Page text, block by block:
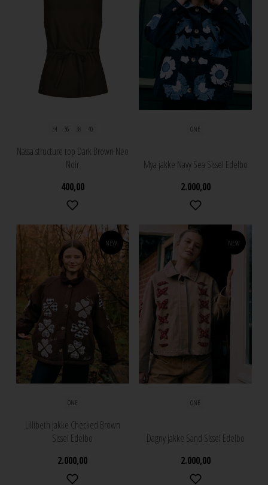
34 36 38 40
Nassa structure top Dark Brown Neo
Noir
400,00
ONE
Mya jakke Navy Sea Sissel Edelbo
2.000,00
NEW
ONE
Lillibeth jakke Checked Brown
Sissel Edelbo
2.000,00
NEW
ONE
Dagny jakke Sand Sissel Edelbo
2.000,00